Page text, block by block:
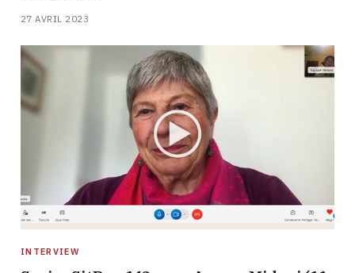
27 AVRIL 2023
INTERVIEW